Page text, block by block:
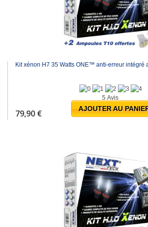
Kit xénon H7 35 Watts ONE™ anti-erreur intégré
5 Avis
79,90 € AJOUTER AU